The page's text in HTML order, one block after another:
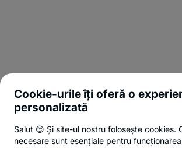
Cookie-urile îți oferă o
personalizată
Salut 😊 Și site-ul nostru folosește cookies.
necesare sunt esențiale pentru